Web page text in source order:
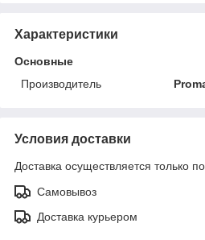
Характеристики
Основные
Производитель
Условия доставки
Доставка осуществляется только
Самовывоз
Доставка курьером